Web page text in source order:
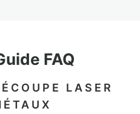
FAQ
LASER